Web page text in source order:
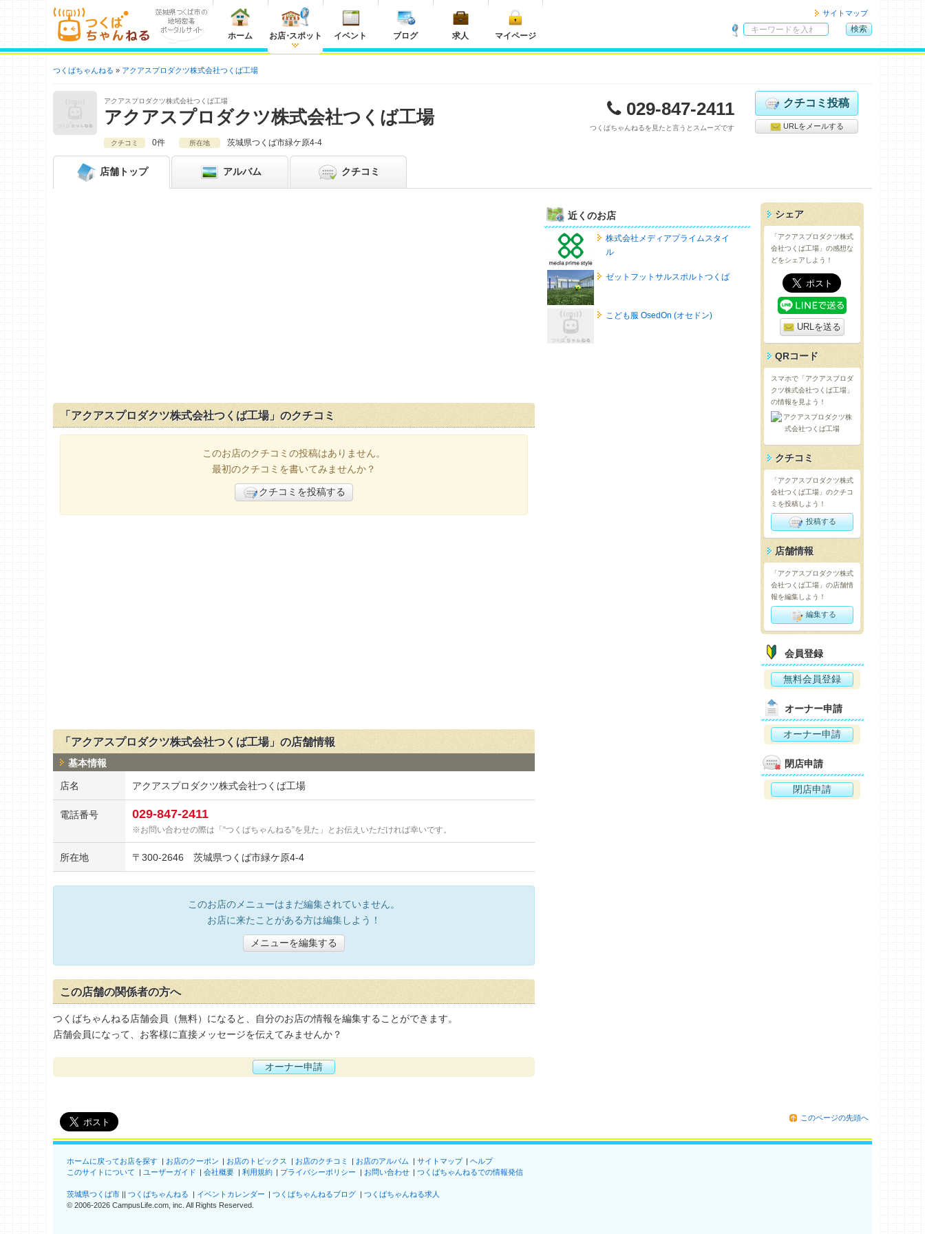
ホーム お店・スポット イベント ブログ 求人 マイページ
サイトマップ
内
索
検索
つくばちゃんねる アクアスプロダクツ株式会社つくば工場
アクアスプロダクツ株式会社つくば工場
アクアスプロダクツ株式会社つくば工場 029-847-2411
つくばちゃんねるを見たと言うとスムーズです
クチコミ投稿
URLをメールする
クチコミ 0件 所在地 茨城県つくば市緑ケ原4-4
店舗 トップ アルバム クチコミ
「アクアスプロダクツ株式会社つくば工場」のクチコミ
このお店のクチコミの投稿はありません。
最初のクチコミを書いてみませんか？
クチコミを投稿する
「アクアスプロダクツ株式会社つくば工場」の店舗情報
基本情報
店名 アクアスプロダクツ株式会社つくば工場
電話番号 029-847-2411
お問い合わせの際は「“つくばちゃんねる”を見た」とお伝えいただければ幸いです。
所在地 〒 300-2646 茨城県つくば市緑ケ原4-4
このお店のメニューはまだ編集されていません。
お店に来たことがある方は編集しよう！
メニューを編集する
この店舗の関係者の方へ
つくばちゃんねる店舗会員（無料）になると、自分のお店の情報を編集することができます。
店舗会員になって、お客様に直接メッセージを伝えてみませんか？
オーナー申請
近くのお店
株式会社メディアプライムスタイ
ル
ゼットフットサルスポルトつくば
こども服 OsedOn (オセドン)
シェア
「アクアスプロダクツ株式
会社つくば工場」の感想な
どをシェアしよう！
URLを送る
QRコード
スマホで「アクアスプロダ
クツ株式会社つくば工場」
の情報を見よう！
クチコミ
「アクアスプロダクツ株式
会社つくば工場」のクチコ
ミを投稿しよう！
投稿する
店舗情報
「アクアスプロダクツ株式
会社つくば工場」の店舗情
報を編集しよう！
編集する
会員登録
無料会員登録
オーナー申請
オーナー申請
閉店申請
閉店申請
このページの先頭へ
ホームに戻ってお店を探す お店のクーポン お店のトピックス お店のクチコミ お店のアルバム サイトマップ
ヘルプ
このサイトについて
ユーザーガイド 会社概要 利用規約 プライバシーポリシー お問い合わせ つくばちゃんねるでの情報発信
茨城県つくば市 つくばちゃんねる イベントカレンダー つくばちゃんねるブログ
つくばちゃんねる求人
© 2006-2026 CampusLife.com, inc. All Rights Reserved